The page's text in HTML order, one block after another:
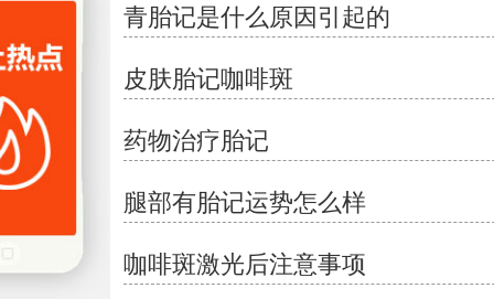
青胎记是什么原因引起的
皮肤胎记咖啡斑
药物治疗胎记
腿部有胎记运势怎么样
咖啡斑激光后注意事项